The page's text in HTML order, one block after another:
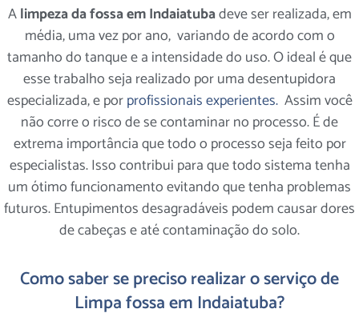
Alimpeza da fossa em Indaiatubadeve ser realizada, em
média, uma vez por ano, variando de acordo com o
tamanho do tanque e a intensidade do uso. O ideal é que
esse trabalho seja realizado por uma desentupidora
especializada, e porprofissionais experientes.Assim você
não corre o risco de se contaminar no processo. É de
extrema importância que todo o processo seja feito por
especialistas. Isso contribui para que todo sistema tenha
um ótimo funcionamento evitando que tenha problemas
futuros. Entupimentos desagradáveis podem causar dores
de cabeças e até contaminação do solo.
Como saber se preciso realizar o serviço de
Limpa fossa em Indaiatuba?